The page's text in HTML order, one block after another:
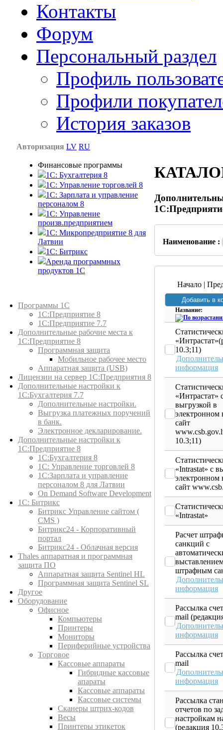
Контакты
Форум
Персональный раздел
Профиль
Профили
История заказов
Авторизация LV RU
Финансовые программы
1С: Бухгалтерия 8
1C: Управление торговлей 8
1C: Зарплата и управление
персоналом 8
1C: Управление
произв.предприятием
1С: Микропредприятие 8 для
Латвии
1C: Битрикс
Аренда программных
продуктов 1С
Программы 1С
1С:Предприятие 8
1С:Предприятие 7.7
Дополнительные рабочие места к
1С:Предприятие 8
Программная защита
Мобильное рабочее место
Аппаратная защита (USB)
Лицензии на сервер 1С:Предприятия 8
Дополнительные настройки к
1С:Бухгалтерия 7.7
Дополнительные настройки.
Выгрузка платежных поручений
в банк.
Электронное декларирование.
Дополнительные настройки к
1С:Предприятие 8
1С:Бухгалтерия 8
1C: Управление торговлей 8
1С:Зарплата и управление
персоналом 8 для Латвии
On Demand Software Development
1С: Битрикс
Битрикс Управление сайтом (
CMS )
Битрикс24 - Корпоративный
портал
Битрикс24 - Облачная версия
Thales аппаратная и программная
защита ПО
Аппаратная защита Sentinel HL
Программная защита Sentinel SL
Другое
Оборудование
Офисное
Компьютеры
Принтеры
Мониторы
Периферийные устройства
Торговое
Кассовые аппараты
Гибридные кассовые
апараты
Кассовые аппараты
Кассовые системы
Сканеры штрих-кодов
Весы
Принтеры этикеток
Наименование :
Начало |
Название:
10.3;11)
информация
«Интрастат»
выгрузкой в
электронном
сайт
10.3;11)
«Intrastat» с
электронном
сайт
«Intrastat»
Расчет
санкций с
штрафным
информация
Рассылка
mail
информация
Рассылка
mail
информация
Рассылка
отчетов по
настройкам
(редакция